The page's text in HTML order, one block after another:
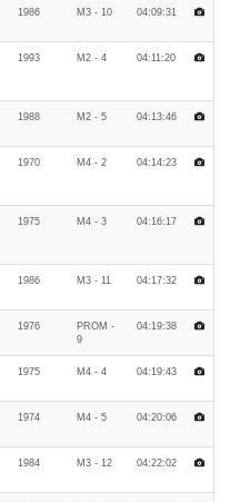
1986 M3 - 10 04:09:31
1993 M2 - 4 04:11:20
1988 M2 - 5 04:13:46
1970 M4 - 2 04:14:23
1975 M4 - 3 04:16:17
1986 M3 - 11 04:17:32
1976
PROM -
9
04:19:38
1975 M4 - 4 04:19:43
1974 M4 - 5 04:20:06
1984 M3 - 12 04:22:02